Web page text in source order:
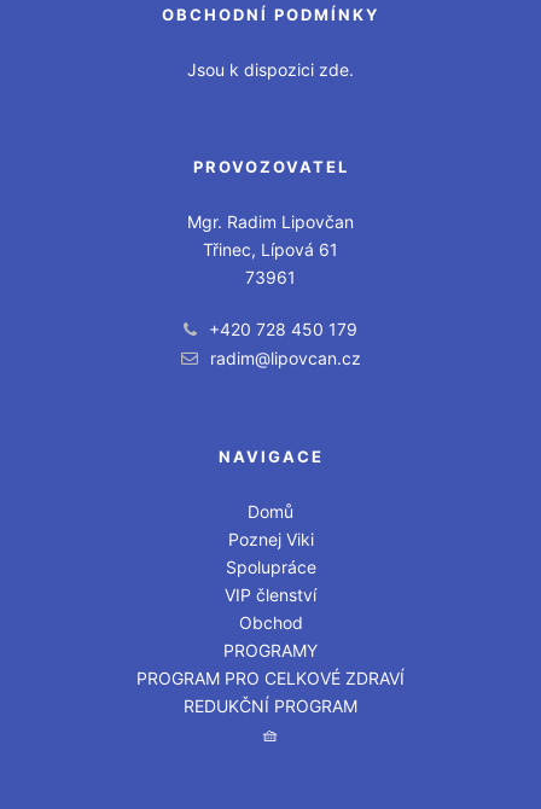
OBCHODNÍ PODMÍNKY
Jsou k dispozici zde.
PROVOZOVATEL
Mgr. Radim Lipovčan
Třinec, Lípová 61
73961
+420 728 450 179
radim@lipovcan.cz
NAVIGACE
Domů
Poznej Viki
Spolupráce
VIP členství
Obchod
PROGRAMY
PROGRAM PRO CELKOVÉ ZDRAVÍ
REDUKČNÍ PROGRAM
🧺